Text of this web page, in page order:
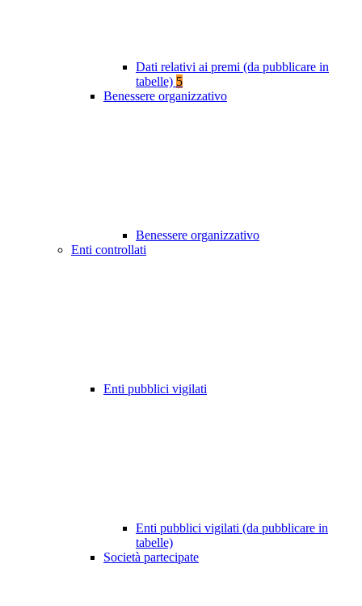
Dati relativi ai premi (da pubblicare in
tabelle) 5
Benessere organizzativo
Benessere organizzativo
Enti controllati
Enti pubblici vigilati
Enti pubblici vigilati (da pubblicare in
tabelle)
Società partecipate